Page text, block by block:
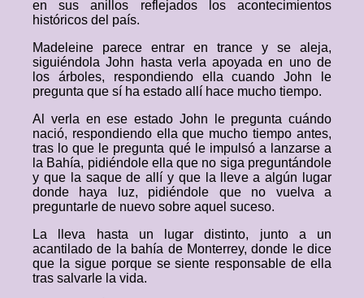
en sus anillos reflejados los acontecimientos
históricos del país.
Madeleine parece entrar en trance y se aleja,
siguiéndola John hasta verla apoyada en uno de
los árboles, respondiendo ella cuando John le
pregunta que sí ha estado allí hace mucho tiempo.
Al verla en ese estado John le pregunta cuándo
nació, respondiendo ella que mucho tiempo antes,
tras lo que le pregunta qué le impulsó a lanzarse a
la Bahía, pidiéndole ella que no siga preguntándole
y que la saque de allí y que la lleve a algún lugar
donde haya luz, pidiéndole que no vuelva a
preguntarle de nuevo sobre aquel suceso.
La lleva hasta un lugar distinto, junto a un
acantilado de la bahía de Monterrey, donde le dice
que la sigue porque se siente responsable de ella
tras salvarle la vida.